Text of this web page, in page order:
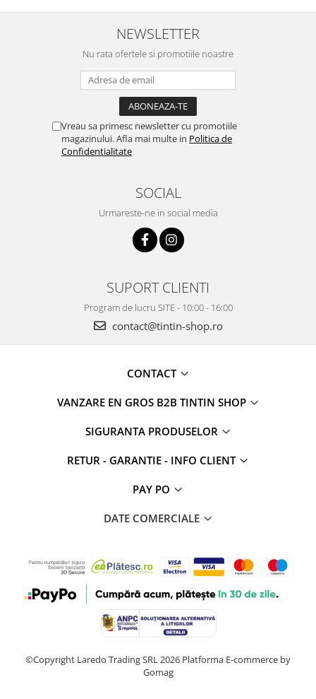
NEWSLETTER
Nu rata ofertele si promotiile noastre
Vreau sa primesc newsletter cu promotiile
magazinului. Afla mai multe in Politica de
Confidentialitate
SOCIAL
Urmareste-ne in social media
SUPORT CLIENTI
Program de lucru SITE - 10:00 - 16:00
contact@tintin-shop.ro
CONTACT
VANZARE EN GROS B2B TINTIN SHOP
SIGURANTA PRODUSELOR
RETUR - GARANTIE - INFO CLIENT
PAY PO
DATE COMERCIALE
©Copyright Laredo Trading SRL 2026 Platforma E-commerce by
Gomag